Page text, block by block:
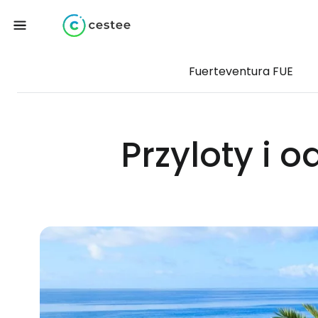
Fuerteventura FUE
Przyloty i